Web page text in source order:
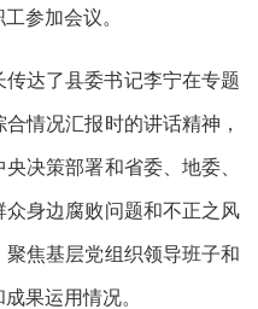
参加会议。
达了县委书记李宁在专题
情况汇报时的讲话精神，
决策部署和省委、地委、
身边腐败问题和不正之风
焦基层党组织领导班子和
果运用情况。